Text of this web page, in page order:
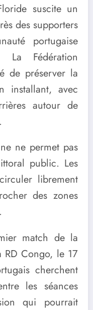
suscite un
des supporters
portugaise
La Fédération
de préserver la
installant, avec
autour de
ne permet pas
public. Les
librement
des zones
match de la
Congo, le 17
cherchent
les séances
qui pourrait